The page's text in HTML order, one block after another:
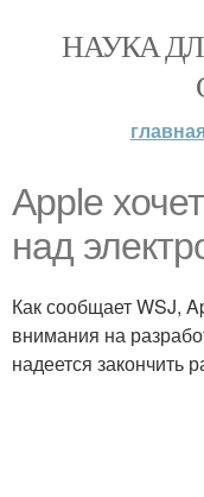
НАУКА
Apple
над
Как сообщает WSJ,
внимания на
надеется закончить